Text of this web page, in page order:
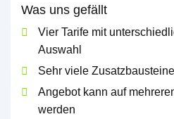
Was uns gefällt
Vier Tarife mit
Auswahl
Sehr viele
Angebot kann auf
werden